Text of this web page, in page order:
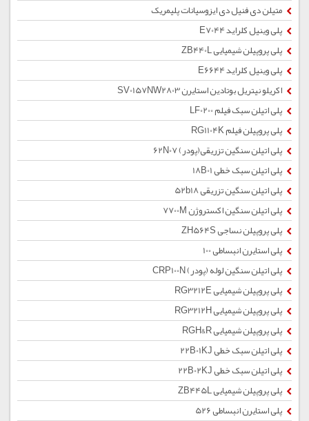
متیلن دی فنیل دی ایزوسیانات پلیمریک
پلی وینیل کلراید E7044
پلی پروپیلن شیمیایی ZB440L
پلی وینیل کلراید E6644
اکریلو نیتریل بوتادین استایرن SV0157NW2803
پلی اتیلن سبک فیلم LF0200
پلی پروپیلن فیلم RG1104K
پلی اتیلن سنگین تزریقی(پودر) 62N07
پلی اتیلن سبک خطی 18B01
پلی اتیلن سنگین تزریقی 52b18
پلی اتیلن سنگین اکستروژن 7700M
پلی پروپیلن نساجی ZH564S
پلی استایرن انبساطی 100
پلی اتیلن سنگین لوله (پودر) CRP100N
پلی پروپیلن شیمیایی RG3212E
پلی پروپیلن شیمیایی RG3212H
پلی پروپیلن شیمیایی RGH&R
پلی اتیلن سبک خطی 22B01KJ
پلی اتیلن سبک خطی 22B02KJ
پلی پروپیلن شیمیایی ZB445L
پلی استایرن انبساطی 526